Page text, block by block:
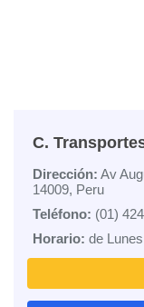
C.
Dirección: Av
14009, Peru
Teléfono: (01)
Horario: de